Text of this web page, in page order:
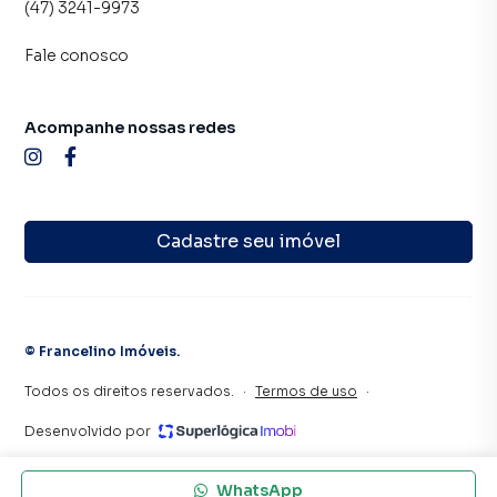
WhatsApp
(47) 3241-9973
Fale conosco
Cadastre seu imóvel
Acompanhe nossas redes
© Francelino Imóveis.
Todos os direitos reservados. · Termos de uso ·
Desenvolvido por